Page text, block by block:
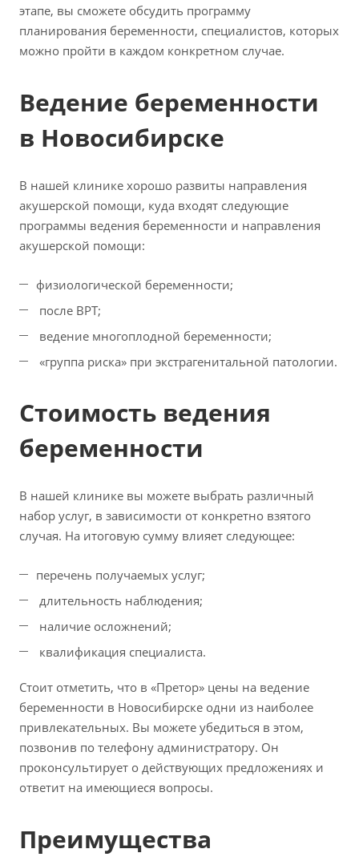
этапе, вы сможете обсудить программу
планирования беременности, специалистов, которых
можно пройти в каждом конкретном случае.
Ведение беременности
в Новосибирске
В нашей клинике хорошо развиты направления
акушерской помощи, куда входят следующие
программы ведения беременности и направления
акушерской помощи:
физиологической беременности;
после ВРТ;
ведение многоплодной беременности;
«группа риска» при экстрагенитальной патологии.
Стоимость ведения
беременности
В нашей клинике вы можете выбрать различный
набор услуг, в зависимости от конкретно взятого
случая. На итоговую сумму влияет следующее:
перечень получаемых услуг;
длительность наблюдения;
наличие осложнений;
квалификация специалиста.
Стоит отметить, что в «Претор» цены на ведение
беременности в Новосибирске одни из наиболее
привлекательных. Вы можете убедиться в этом,
позвонив по телефону администратору. Он
проконсультирует о действующих предложениях и
ответит на имеющиеся вопросы.
Преимущества